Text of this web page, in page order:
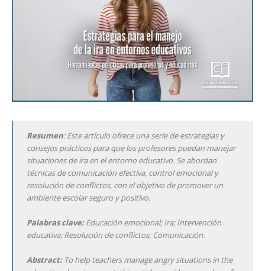
Resumen: Este artículo ofrece una serie de estrategias y
consejos prácticos para que los profesores puedan manejar
situaciones de ira en el entorno educativo. Se abordan
técnicas de comunicación efectiva, control emocional y
resolución de conflictos, con el objetivo de promover un
ambiente escolar seguro y positivo.
Palabras clave:Educación emocional; Ira; Intervención
educativa; Resolución de conflictos; Comunicación.
Abstract:To help teachers manage angry situations in the